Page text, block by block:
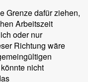
Grenze dafür ziehen,
Arbeitszeit
oder nur
Richtung wäre
nicht